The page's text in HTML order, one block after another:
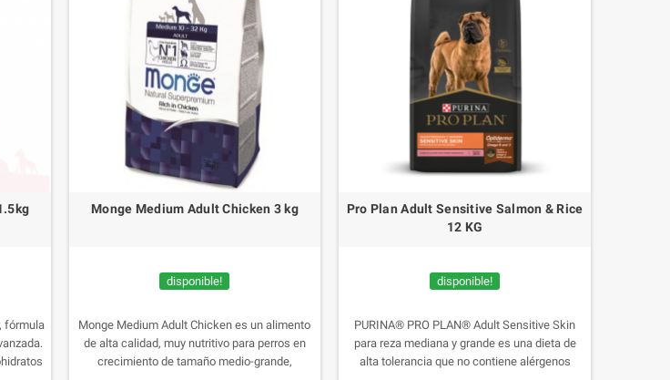
fórmula
Monge Medium Adult Chicken 3 kg
disponible!
Monge Medium Adult Chicken es un alimento
de alta calidad, muy nutritivo para perros en
crecimiento de tamaño medio-grande,
Pro Plan Adult Sensitive Salmon & Rice
12 KG
disponible!
PURINA® PRO PLAN® Adult Sensitive Skin
para reza mediana y grande es una dieta de
alta tolerancia que no contiene alérgenos